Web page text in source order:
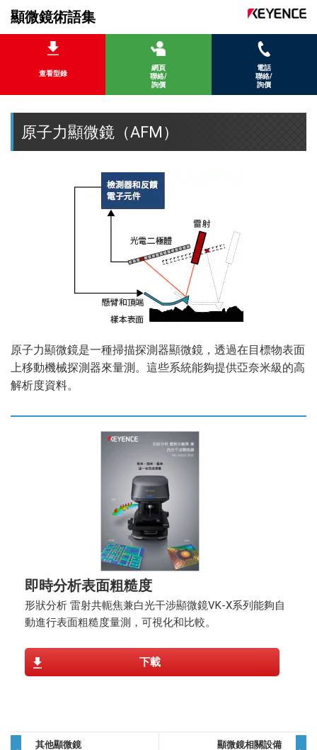
顯微鏡術語集
查看型錄
網頁
聯絡/
詢價
電話
聯絡/
詢價
原子力顯微鏡（AFM）
原子力顯微鏡是一種掃描探測器顯微鏡，透過在目標物表面
上移動機械探測器來量測。這些系統能夠提供亞奈米級的高
解析度資料。
即時分析表面粗糙度
形狀分析 雷射共軛焦兼白光干涉顯微鏡VK-X系列能夠自
動進行表面粗糙度量測，可視化和比較。
下載
其他顯微鏡 顯微鏡相關設備